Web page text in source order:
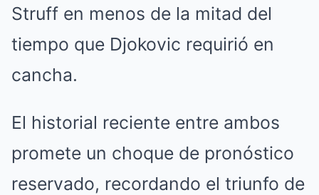
Struff en menos de la mitad del
tiempo que Djokovic requirió en
cancha.
El historial reciente entre ambos
promete un choque de pronóstico
reservado, recordando el triunfo de